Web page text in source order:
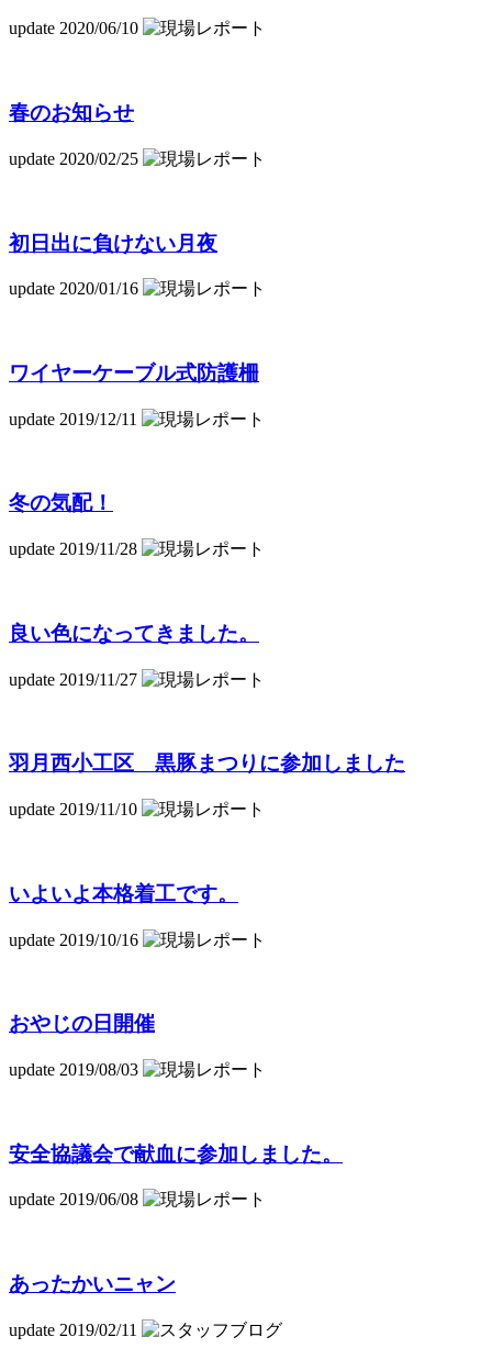
update 2020/06/10
春のお知らせ
update 2020/02/25
初日出に負けない月夜
update 2020/01/16
ワイヤーケーブル式防護柵
update 2019/12/11
冬の気配！
update 2019/11/28
良い色になってきました。
update 2019/11/27
羽月西小工区 黒豚まつりに参加しました
update 2019/11/10
いよいよ本格着工です。
update 2019/10/16
おやじの日開催
update 2019/08/03
安全協議会で献血に参加しました。
update 2019/06/08
あったかいニャン
update 2019/02/11